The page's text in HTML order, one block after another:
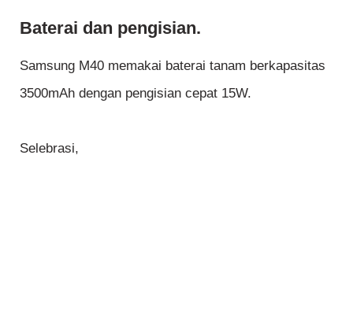
Baterai dan pengisian.
Samsung M40 memakai baterai tanam berkapasitas
3500mAh dengan pengisian cepat 15W.
Selebrasi,